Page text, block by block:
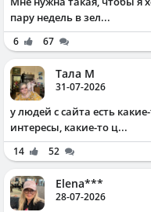
пару недель в зел...
6 67
Тала М
31-07-2026
у людей с сайта есть
интересы, какие-то ц...
14 52
Elena***
28-07-2026